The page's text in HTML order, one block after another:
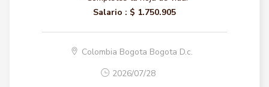
Salario : $ 1.750.905
Colombia Bogota Bogota D.c.
2026/07/28